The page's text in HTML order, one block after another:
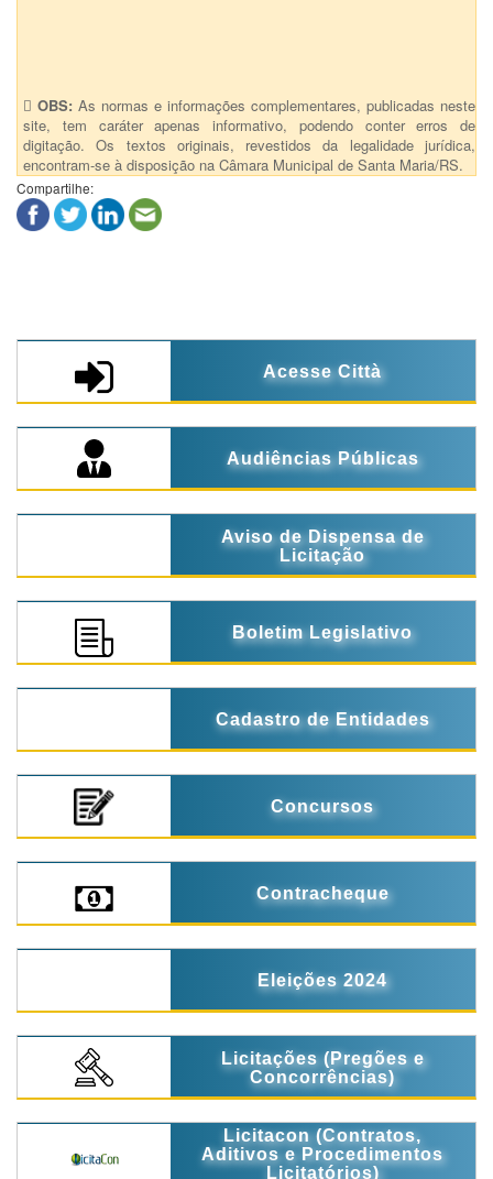
OBS: As normas e informações complementares, publicadas neste
site, tem caráter apenas informativo, podendo conter erros de
digitação. Os textos originais, revestidos da legalidade jurídica,
encontram-se à disposição na Câmara Municipal de Santa Maria/RS.
Compartilhe:
Acesse Città
Audiências Públicas
Aviso de Dispensa de
Licitação
Boletim Legislativo
Cadastro de Entidades
Concursos
Contracheque
Eleições 2024
Licitações (Pregões e
Concorrências)
Licitacon (Contratos,
Aditivos e Procedimentos
Licitatórios)